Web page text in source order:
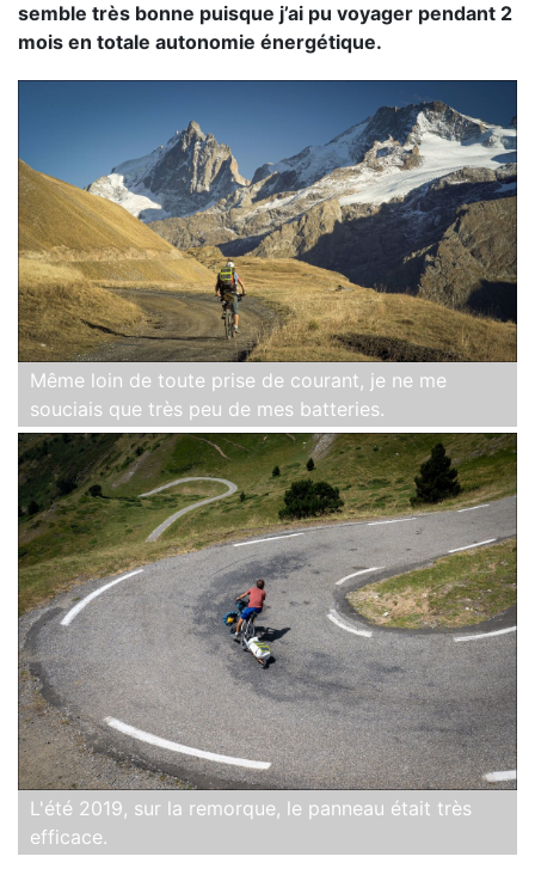
semble très bonne puisque j’ai pu voyager pendant 2
mois en totale autonomie énergétique.
Même loin de toute prise de courant, je ne me
souciais que très peu de mes batteries.
L'été 2019, sur la remorque, le panneau était très
efficace.